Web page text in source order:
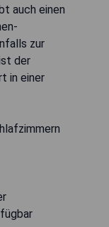
auch einen
zur
der
in einer